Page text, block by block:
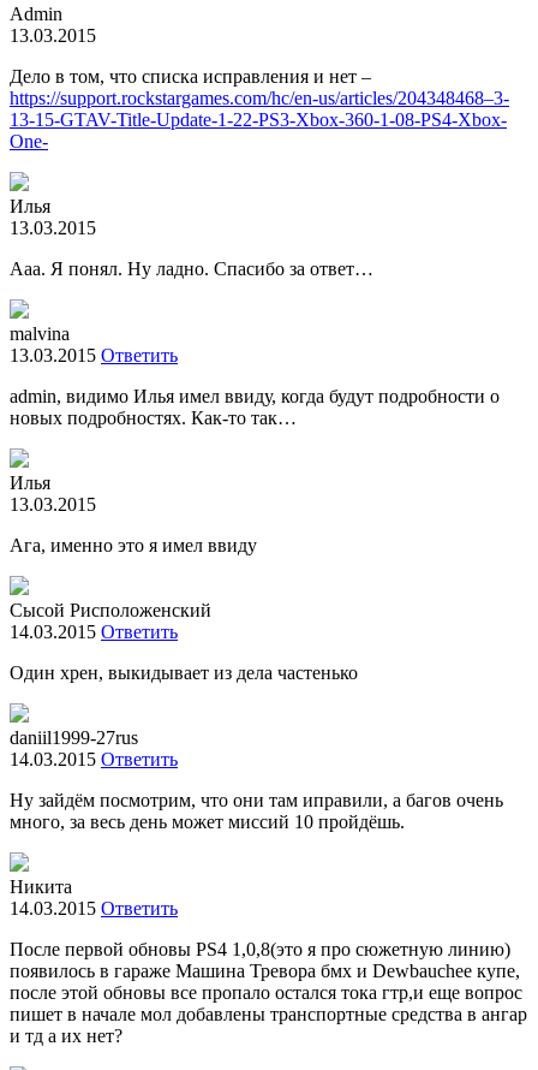
Admin
13.03.2015
Дело в том, что списка исправления и нет –
https://support.rockstargames.com/hc/en-us/articles/204348468–3-
13-15-GTAV-Title-Update-1-22-PS3-Xbox-360-1-08-PS4-Xbox-
One-
Илья
13.03.2015
Ааа. Я понял. Ну ладно. Спасибо за ответ…
malvina
13.03.2015 Ответить
admin, видимо Илья имел ввиду, когда будут подробности о
новых подробностях. Как-то так…
Илья
13.03.2015
Ага, именно это я имел ввиду
Сысой Рисположенский
14.03.2015 Ответить
Один хрен, выкидывает из дела частенько
daniil1999-27rus
14.03.2015 Ответить
Ну зайдём посмотрим, что они там иправили, а багов очень
много, за весь день может миссий 10 пройдёшь.
Никита
14.03.2015 Ответить
После первой обновы PS4 1,0,8(это я про сюжетную линию)
появилось в гараже Машина Тревора бмх и Dewbauchee купе,
после этой обновы все пропало остался тока гтр,и еще вопрос
пишет в начале мол добавлены транспортные средства в ангар
и тд а их нет?